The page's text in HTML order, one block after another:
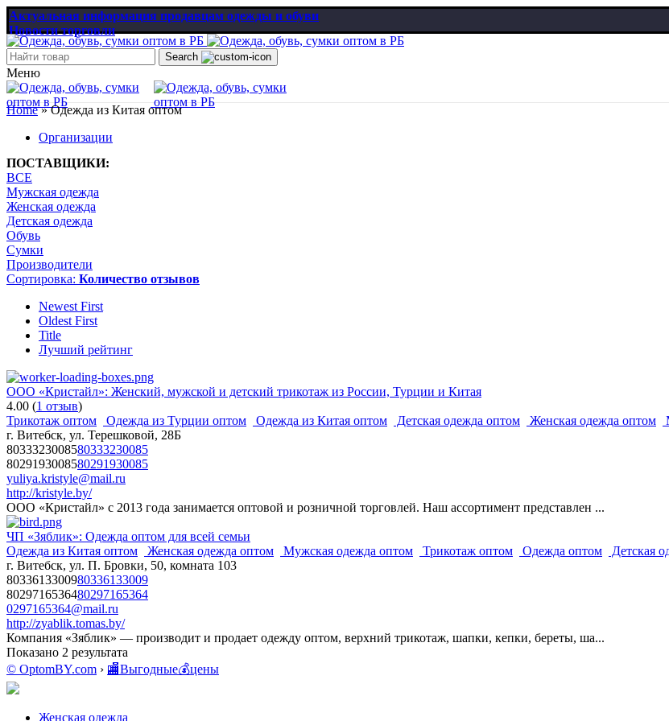
Актуальная информация продавцам одежды и обуви
Новости торговли
Search
Меню
Home»Одежда из Китая оптом
Организации
ПОСТАВЩИКИ:
ВСЕ
Мужская одежда
Женская одежда
Детская одежда
Обувь
Сумки
Производители
Сортировка: Количество отзывов
Newest First
Oldest First
Title
Лучший рейтинг
ООО «Кристайл»: Женский, мужской и детский трикотаж из России, Турции и Китая
4.00 (1 отзыв)
Трикотаж оптом
Одежда из Турции оптом Одежда из Китая оптом Детская одежда оптом Женская одежда оптом
г. Витебск, ул. Терешковой, 28Б
8033323008580333230085
8029193008580291930085
yuliya.kristyle@mail.ru
http://kristyle.by/
ООО «Кристайл» с 2013 года занимается оптовой и розничной торговлей. Наш ассортимент представлен ...
ЧП «Зяблик»: Одежда оптом для всей семьи
Одежда из Китая оптом
Женская одежда оптом Мужская одежда оптом Трикотаж оптом Одежда оптом Детская
г. Витебск, ул. П. Бровки, 50, комната 103
8033613300980336133009
8029716536480297165364
0297165364@mail.ru
http://zyablik.tomas.by/
Компания «Зяблик» — производит и продает одежду оптом, верхний трикотаж, шапки, кепки, береты, ша...
Показано 2 результата
© OptomBY.com › 🏬Выгодные💰цены
Женская одежда